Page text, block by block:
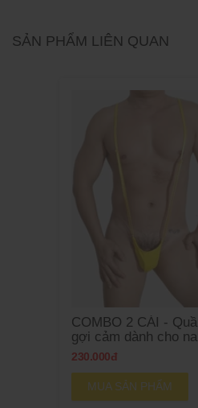
SẢN PHẨM LIÊN QUAN
COMBO 2 CÁI -
gợi cảm dành cho
230.000đ
MUA SẢN PHẨM